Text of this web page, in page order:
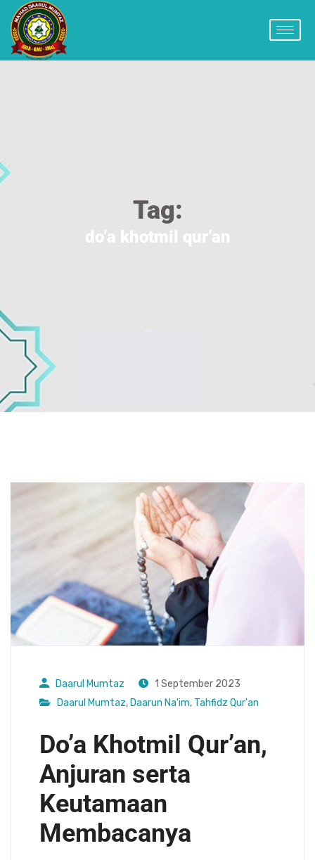
Tag:
do’a khotmil qur’an
Daarul Mumtaz
1 September 2023
Daarul Mumtaz, Daarun Na'im, Tahfidz Qur'an
Do’a Khotmil Qur’an,
Anjuran serta
Keutamaan
Membacanya